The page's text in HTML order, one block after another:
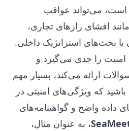
می‌تواند عواقب
افشای رازهای تجاری،
بحث‌های استراتژیک داخلی.
امنیت را جدی می‌گیرد و
ارائه می‌کند، بسیار مهم
که ویژگی‌های امنیتی در
واضح و گواهینامه‌های
، به عنوان مثال،